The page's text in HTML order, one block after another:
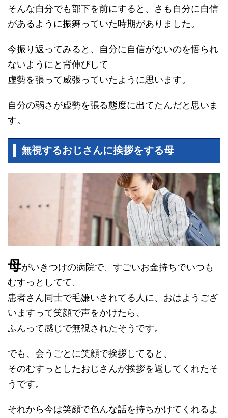
そんな自分でも部下を前にすると、さも自分に自信
があるように振舞っていた時期がありました。
今振り返ってみると、自分に自信がないのを悟られ
ないようにと背伸びして
虚勢を張って威張っていたように思います。
自分の弱さが虚勢を張る態度に出てたんだと思いま
す。
無視するおじさんに挨拶をする母
母がいきつけの病院で、すごいお金持ちでいつも
むすっとしてて、
患者さん同士で毛嫌いされてる人に、おはようござ
いますって笑顔で声をかけたら、
ふんって感じで無視されたそうです。
でも、会うごとに笑顔で挨拶してると、
そのむすっとしたおじさんが挨拶を返してくれたそ
うです。
それから今は笑顔で色んな話を持ちかけてくれるよ